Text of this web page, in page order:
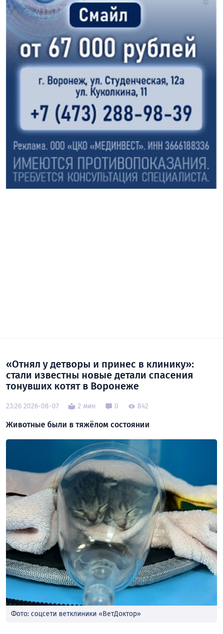
«Отнял у детворы и принес в клинику»:
стали известны новые детали спасения
тонувших котят в Воронеже
23:26 2026-08-07 2 мин 0 842
Животные были в тяжёлом состоянии
Фото: соцсети ветклиники «ВетДоктор»